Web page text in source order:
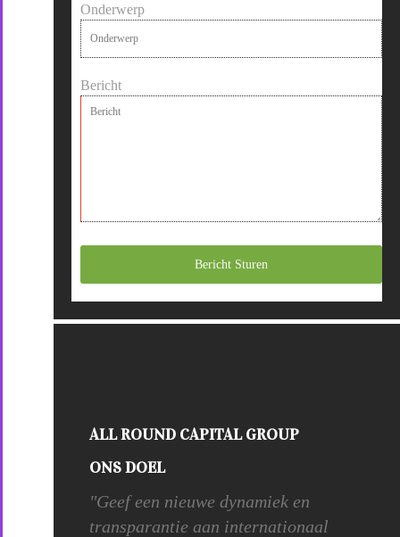
Onderwerp
Bericht
Bericht Sturen
ALL ROUND CAPITAL GROUP
ONS DOEL
"Geef een nieuwe dynamiek en
transparantie aan internationaal